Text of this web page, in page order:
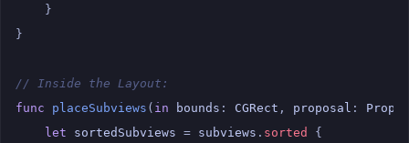
}
}
// Inside the Layout:
func
placeSubviews ( in bounds : CGRect , proposal :
let
sortedSubviews = subviews . sorted
{